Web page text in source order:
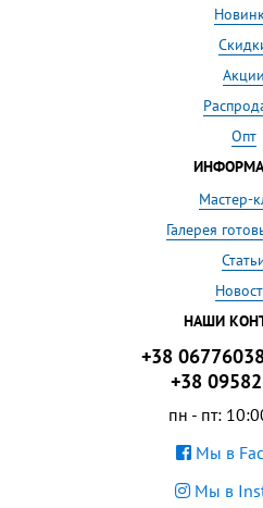
Акции
Опт
Мастер-
Галерея
НАШИ
+38
+38
пн - пт:
Мы в
Мы в